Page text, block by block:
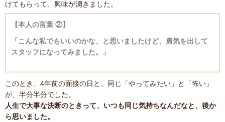
けてもらって、興味が湧きました。
【本人の言葉 ②】
「こんな私でもいいのかな、と思いましたけど、勇気を出して
スタッフになってみました。」
このとき、4年前の面接の日と、同じ「やってみたい」と「怖い」
が、半分半分でした。
人生で大事な決断のときって、いつも同じ気持ちなんだなと、後か
ら思いました。